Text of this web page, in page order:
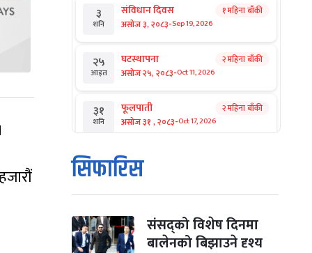
३
शनि
संविधान दिवस
असोज ३, २०८३-Sep 19, 2026
१ महिना बाँकी
२५
आइत
घटस्थापना
असोज २५, २०८३-Oct 11, 2026
२ महिना बाँकी
३१
शनि
फूलपाती
असोज ३१ , २०८३-Oct 17, 2026
२ महिना बाँकी
१
आइत
कार्तिक सङ्क्रान्ति
कार्तिक १, २०८३
मंगल कार्तिक ३, २०८३-Oct 20, 2026
सिफारिस
संसद्को विशेष दिनमा
बालेनको बिझाउने दृश्य